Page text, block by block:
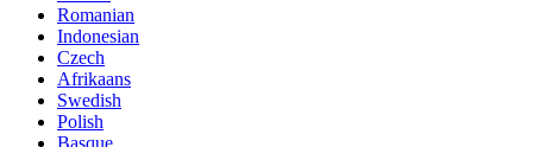
Romanian
Indonesian
Czech
Afrikaans
Swedish
Polish
Basque